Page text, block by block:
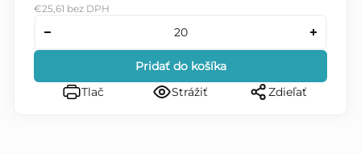
€25,61 bez DPH
Pridať do košíka
Tlač
Strážiť Zdieľať